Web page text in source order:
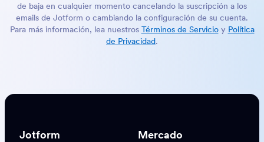
de baja en cualquier momento cancelando la suscripción a los
emails de Jotform o cambiando la configuración de su cuenta.
Para más información, lea nuestros Términos de Servicioy Política
de Privacidad.
Jotform Mercado